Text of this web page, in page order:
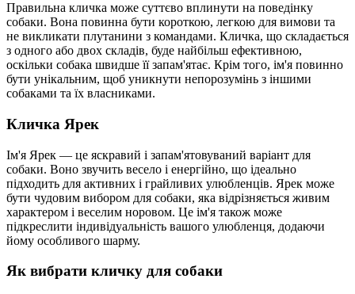
Правильна кличка може суттєво вплинути на поведінку
собаки. Вона повинна бути короткою, легкою для вимови та
не викликати плутанини з командами. Кличка, що складається
з одного або двох складів, буде найбільш ефективною,
оскільки собака швидше її запам'ятає. Крім того, ім'я повинно
бути унікальним, щоб уникнути непорозумінь з іншими
собаками та їх власниками.
Кличка Ярек
Ім'я Ярек — це яскравий і запам'ятовуваний варіант для
собаки. Воно звучить весело і енергійно, що ідеально
підходить для активних і грайливих улюбленців. Ярек може
бути чудовим вибором для собаки, яка відрізняється живим
характером і веселим норовом. Це ім'я також може
підкреслити індивідуальність вашого улюбленця, додаючи
йому особливого шарму.
Як вибрати кличку для собаки